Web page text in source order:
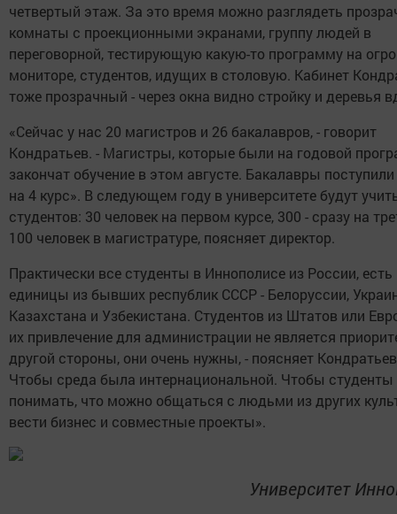
четвертый этаж. За это время можно разглядеть
комнаты с проекционными экранами, группу людей в
переговорной, тестирующую какую-то программу на
мониторе, студентов, идущих в столовую. Кабинет
тоже прозрачный - через окна видно стройку и деревья
«Сейчас у нас 20 магистров и 26 бакалавров, - говорит
Кондратьев. - Магистры, которые были на годовой
закончат обучение в этом августе. Бакалавры
на 4 курс». В следующем году в университете будут
студентов: 30 человек на первом курсе, 300 - сразу на
100 человек в магистратуре, поясняет директор.
Практически все студенты в Иннополисе из России, есть
единицы из бывших республик СССР - Белоруссии,
Казахстана и Узбекистана. Студентов из Штатов или
их привлечение для администрации не является
другой стороны, они очень нужны, - поясняет
Чтобы среда была интернациональной. Чтобы студенты
понимать, что можно общаться с людьми из других
вести бизнес и совместные проекты».
Университет